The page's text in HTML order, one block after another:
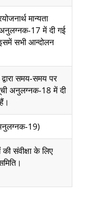
मान्यता
अनुलग्नक-17 में दी गई
सभी आन्दोलन
समय-समय पर
अनुलग्नक-18 में दी
19)
संवीक्षा के लिए